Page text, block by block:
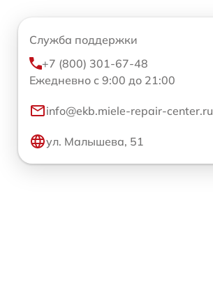
Служба поддержки
+7 (800) 301-67-48
Ежедневно с 9:00 до 21:00
info@ekb.miele-repair-center.ru
ул. Малышева, 51